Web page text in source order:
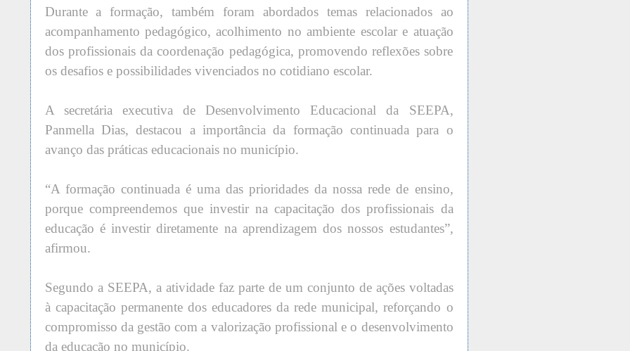
Durante a formação, também foram abordados temas relacionados ao
acompanhamento pedagógico, acolhimento no ambiente escolar e atuação
dos profissionais da coordenação pedagógica, promovendo reflexões sobre
os desafios e possibilidades vivenciados no cotidiano escolar.
A secretária executiva de Desenvolvimento Educacional da SEEPA,
Panmella Dias, destacou a importância da formação continuada para o
avanço das práticas educacionais no município.
“A formação continuada é uma das prioridades da nossa rede de ensino,
porque compreendemos que investir na capacitação dos profissionais da
educação é investir diretamente na aprendizagem dos nossos estudantes”,
afirmou.
Segundo a SEEPA, a atividade faz parte de um conjunto de ações voltadas
à capacitação permanente dos educadores da rede municipal, reforçando o
compromisso da gestão com a valorização profissional e o desenvolvimento
da educação no município.